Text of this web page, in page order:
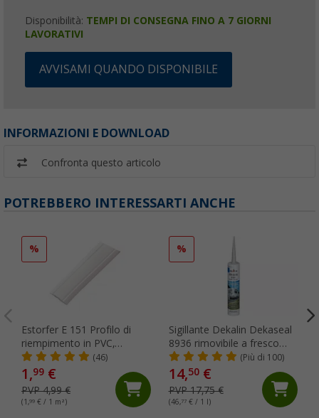
Disponibilità: TEMPI DI CONSEGNA FINO A 7 GIORNI
LAVORATIVI
AVVISAMI QUANDO DISPONIBILE
INFORMAZIONI E DOWNLOAD
Confronta questo articolo
POTREBBERO INTERESSARTI ANCHE
%
Estorfer E 151 Profilo di
riempimento in PVC,
larghezza 11,8 mm,
venduto al metro, bianco
(46)
1,99 €
PVP 4,99 €
(1,99 € / 1 m²)
%
Sigillante Dekalin Dekaseal
8936 rimovibile a fresco
310 ml grigio chiaro(Più di 100)
14,50€
PVP 17,75 €
(46,77€ / 1 l)